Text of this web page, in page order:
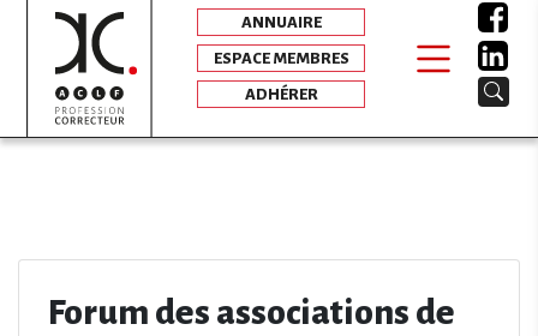
ANNUAIRE
ESPACE MEMBRES
ADHÉRER
Forum des associations de